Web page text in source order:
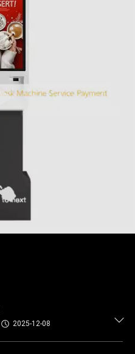
2025-12-08